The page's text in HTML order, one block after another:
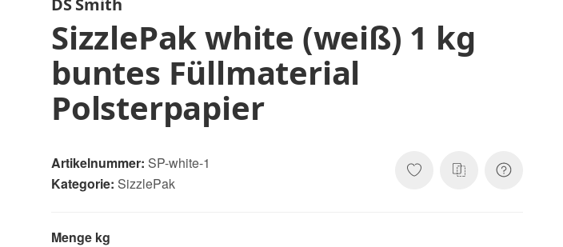
SizzlePak white (weiß) 1 kg
buntes Füllmaterial
Polsterpapier
Artikelnummer: SP-white-1
Kategorie: SizzlePak
Menge kg